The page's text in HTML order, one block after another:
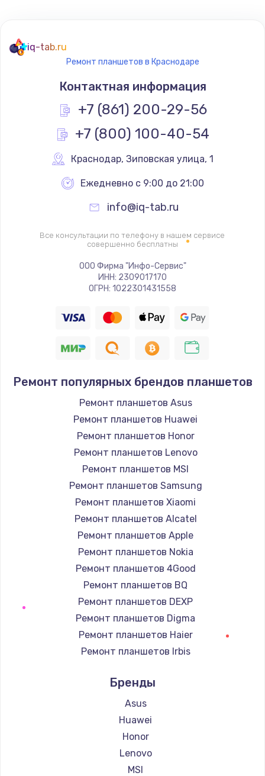
Замена северного моста
1950 руб.
Заказать
Ремонт цепей питания
Замена жесткого диска
660 руб.
Заказать
Установка драйверов
725 руб.
1400 руб.
Ремонт петель крышки
Заказать
Заказать
Заказать
iq-tab.ru
Ремонт планшетов в Краснодаре
Контактная информация
+7 (861) 200-29-56
+7 (800) 100-40-54
Краснодар, Зиповская улица, 1
Ежедневно с 9:00 до 21:00
info@iq-tab.ru
Все консультации по телефону в нашем сервисе
совершенно бесплатны
ООО Фирма "Инфо-Сервис"
ИНН: 2309017170
ОГРН: 1022301431558
Ремонт популярных брендов планшетов
Ремонт планшетов Asus
Ремонт планшетов Huawei
Ремонт планшетов Honor
Ремонт планшетов Lenovo
Ремонт планшетов MSI
Ремонт планшетов Samsung
Ремонт планшетов Xiaomi
Ремонт планшетов Alcatel
Ремонт планшетов Apple
Ремонт планшетов Nokia
Ремонт планшетов 4Good
Ремонт планшетов BQ
Ремонт планшетов DEXP
Ремонт планшетов Digma
Ремонт планшетов Haier
Ремонт планшетов Irbis
Ремонт планшетов Microsoft
Ремонт планшетов BlackView
Ремонт планшетов Amazon
Ремонт планшетов Aquarius
Ремонт планшетов Philips
Ремонт планшетов Dell
Бренды
Asus
Huawei
Honor
Lenovo
MSI